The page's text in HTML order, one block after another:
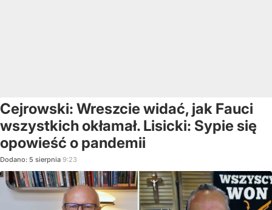
Cejrowski: Wreszcie widać, jak Fauci
wszystkich okłamał. Lisicki: Sypie się
opowieść o pandemii
Dodano: 5 sierpnia 9:23